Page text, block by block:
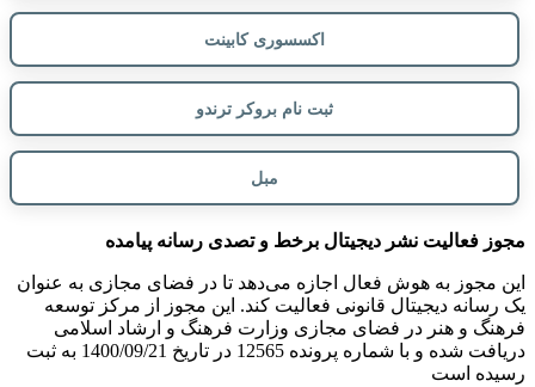
اکسسوری کابینت
ثبت نام بروکر ترندو
مبل
مجوز فعالیت نشر دیجیتال برخط و تصدی رسانه پیامده
این مجوز به هوش فعال اجازه می‌دهد تا در فضای مجازی به عنوان
یک رسانه دیجیتال قانونی فعالیت کند. این مجوز از مرکز توسعه
فرهنگ و هنر در فضای مجازی وزارت فرهنگ و ارشاد اسلامی
دریافت شده و با شماره پرونده 12565 در تاریخ 1400/09/21 به ثبت
رسیده است